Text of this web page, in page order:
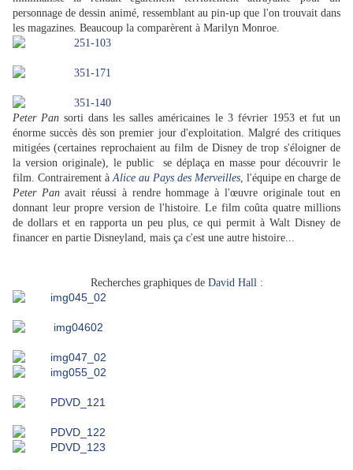
personnage de dessin animé, ressemblant au pin-up que l'on trouvait dans
les magazines. Beaucoup la comparèrent à Marilyn Monroe.
Peter Pan sorti dans les salles américaines le 3 février 1953 et fut un
énorme succès dès son premier jour d'exploitation. Malgré des critiques
mitigées (certaines reprochaient au film de Disney de trop s'éloigner de
la version originale), le public se déplaça en masse pour découvrir le
film. Contrairement àAlice au Pays des Merveilles, l'équipe en charge de
Peter Panavait réussi à rendre hommage à l'œuvre originale tout en
donnant leur propre version de l'histoire. Le film coûta quatre millions
de dollars et en rapporta un peu plus, ce qui permit à Walt Disney de
financer en partie Disneyland, mais ça c'est une autre histoire...
Recherches graphiques de David Hall: